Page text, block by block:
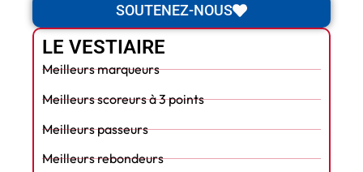
SOUTENEZ-NOUS
LE VESTIAIRE
Meilleurs marqueurs
Meilleurs scoreurs à 3 points
Meilleurs passeurs
Meilleurs rebondeurs